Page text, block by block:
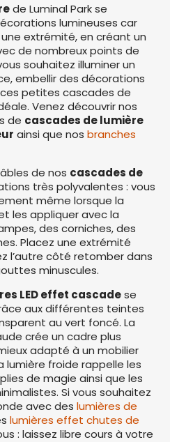
de Luminal Park se
lumineuses car
extrémité, en créant un
de nombreux points de
souhaitez illuminer un
embellir des décorations
petites cascades de
Venez découvrir nos
de cascades de lumière
ainsi que nos branches
de nos cascades de
très polyvalentes : vous
même lorsque la
les appliquer avec la
des corniches, des
Placez une extrémité
l’autre côté retomber dans
minuscules.
LED effet cascadese
aux différentes teintes
au vert foncé. La
crée un cadre plus
adapté à un mobilier
lumière froide rappelle les
de magie ainsi que les
Si vous souhaitez
avec des lumières de
lumières effet chutes de
: laissez libre cours à votre